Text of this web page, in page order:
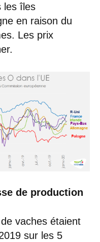
les îles
en raison du
Les prix
de production
vaches étaient
sur les 5